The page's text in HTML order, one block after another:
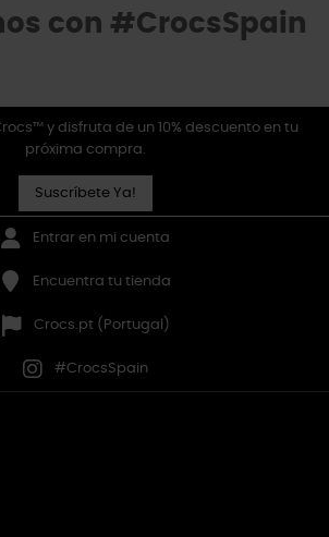
con #CrocsSpain
y disfruta de un 10% descuento en tu
próxima compra.
Suscríbete Ya!
Entrar en mi cuenta
Encuentra tu tienda
Crocs.pt (Portugal)
#CrocsSpain